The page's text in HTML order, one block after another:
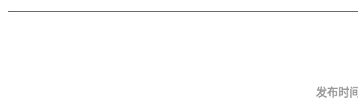
发布时